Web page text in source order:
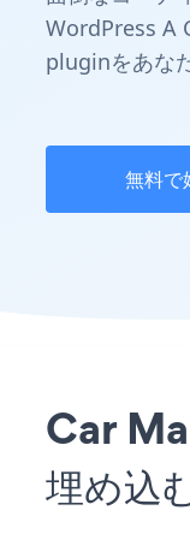
WordPress A
pluginをあな
無料で
Car
埋め込